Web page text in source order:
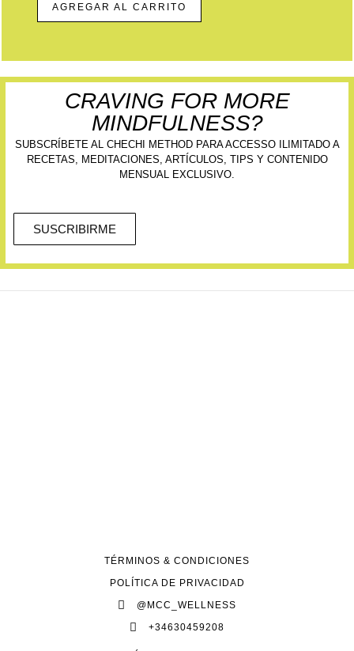
AGREGAR AL CARRITO
CRAVING FOR MORE
MINDFULNESS?
SUBSCRÍBETE AL CHECHI METHOD PARA ACCESSO ILIMITADO A
RECETAS, MEDITACIONES, ARTÍCULOS, TIPS Y CONTENIDO
MENSUAL EXCLUSIVO.
SUSCRIBIRME
TÉRMINOS & CONDICIONES
POLÍTICA DE PRIVACIDAD
@MCC_WELLNESS
+34630459208